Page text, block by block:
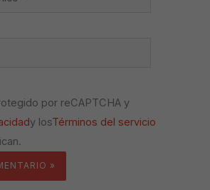
por reCAPTCHA y
y losTérminos del servicio